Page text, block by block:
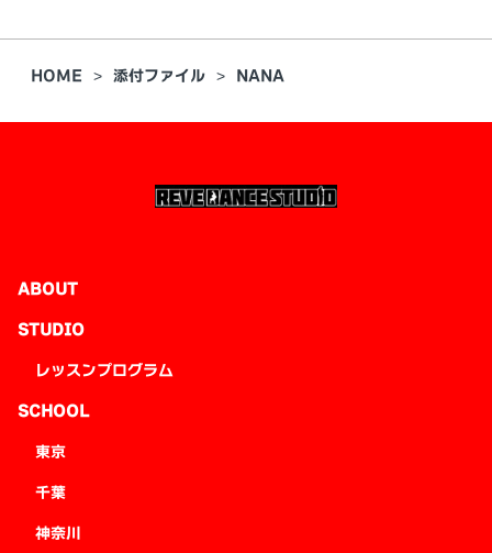
HOME 添付ファイル NANA
ABOUT
STUDIO
レッスンプログラム
SCHOOL
東京
千葉
神奈川